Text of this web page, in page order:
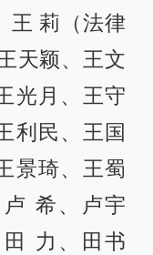
王 莉（法律
天颖、王文
光月、王守
利民、王国
景琦、王蜀
希、卢宇
力、田书